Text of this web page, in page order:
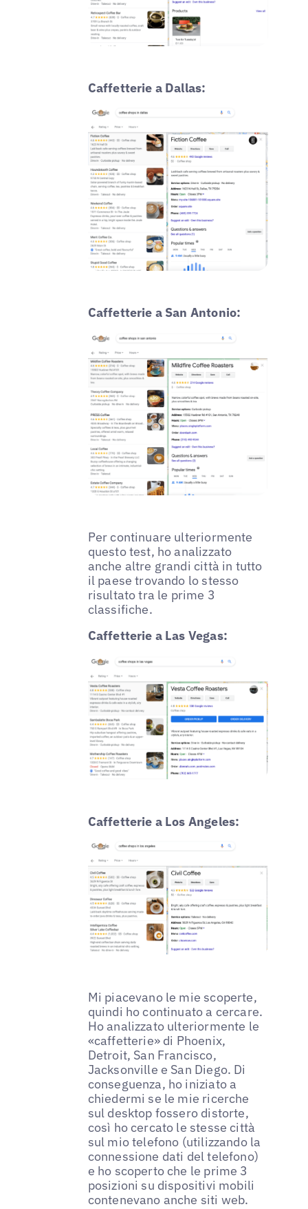
Caffetterie a Dallas:
Caffetterie a San Antonio:
Per continuare ulteriormente
questo test, ho analizzato
anche altre grandi città in tutto
il paese trovando lo stesso
risultato tra le prime 3
classifiche.
Caffetterie a Las Vegas:
Caffetterie a Los Angeles:
Mi piacevano le mie scoperte,
quindi ho continuato a cercare.
Ho analizzato ulteriormente le
«caffetterie» di Phoenix,
Detroit, San Francisco,
Jacksonville e San Diego. Di
conseguenza, ho iniziato a
chiedermi se le mie ricerche
sul desktop fossero distorte,
così ho cercato le stesse città
sul mio telefono (utilizzando la
connessione dati del telefono)
e ho scoperto che le prime 3
posizioni su dispositivi mobili
contenevano anche siti web.